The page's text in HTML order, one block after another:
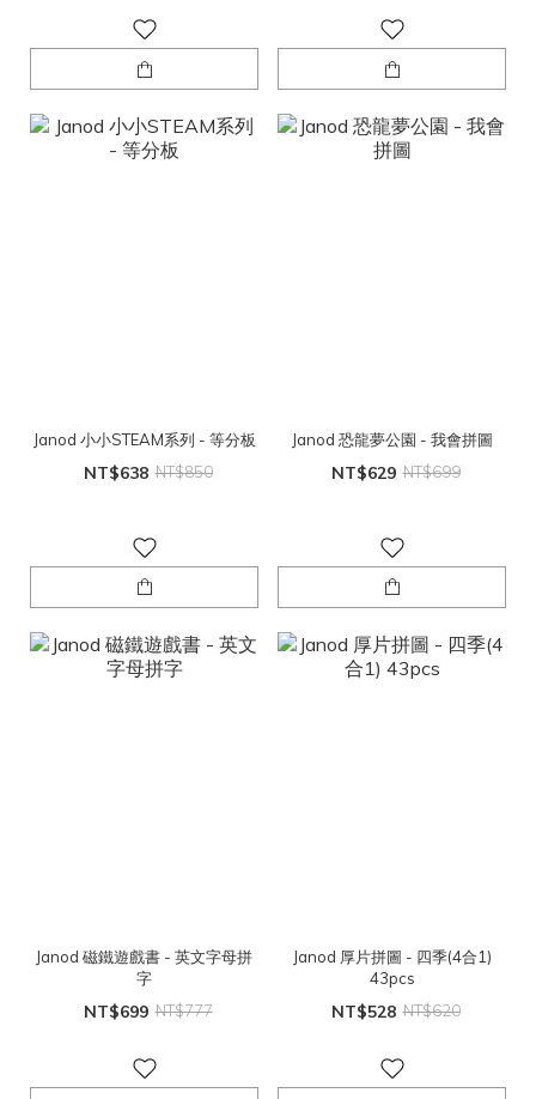
Janod 小小STEAM系列 - 等分板
NT$638 NT$850
Janod 恐龍夢公園 - 我會拼圖
NT$629 NT$699
Janod 磁鐵遊戲書 - 英文字母拼
字
NT$699 NT$777
Janod 厚片拼圖 - 四季(4合1)
43pcs
NT$528 NT$620